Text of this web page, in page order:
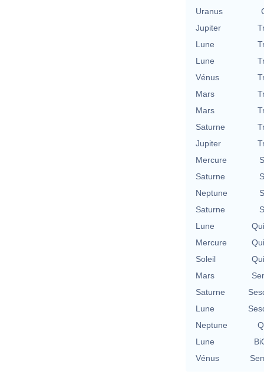
Uranus
Jupiter
Lune
Lune
Vénus
Mars
Mars
Saturne
Jupiter
Mercure
Saturne
Neptune
Saturne
Lune
Mercure
Soleil
Mars
Saturne
Lune
Neptune
Lune
Vénus